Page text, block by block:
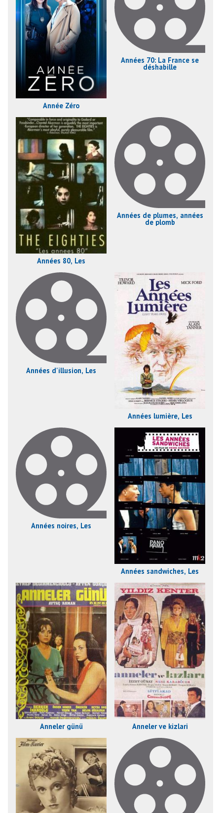
Année Zéro
Années 70: La France se
déshabille
Années 80, Les
Années de plumes, années
de plomb
Années d'illusion, Les
Années lumière, Les
Années noires, Les
Années sandwiches, Les
Anneler günü Anneler ve kizlari